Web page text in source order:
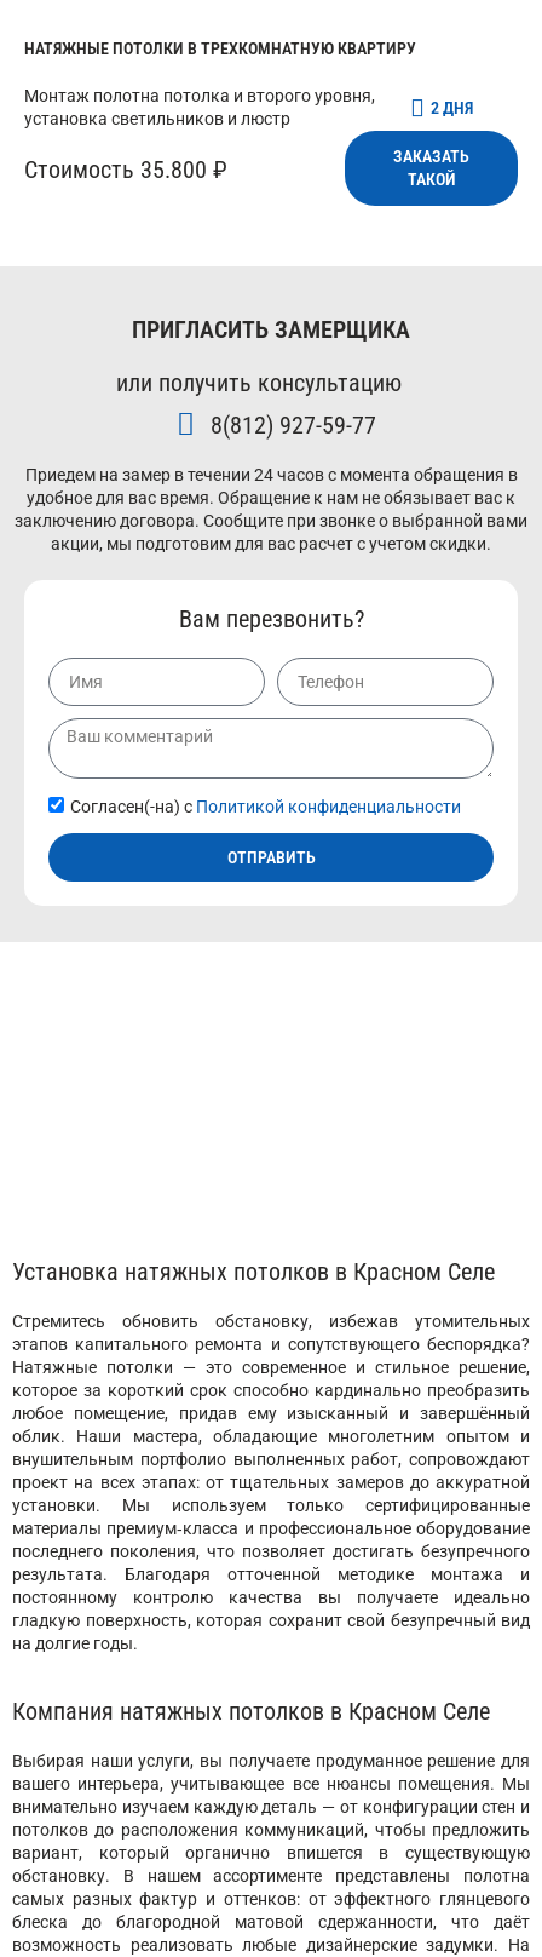
НАТЯЖНЫЕ ПОТОЛКИ В ТРЕХКОМНАТНУЮ КВАРТИРУ
Монтаж полотна потолка и второго уровня,
установка светильников и люстр
2 ДНЯ
Стоимость 35.800 ₽
ЗАКАЗАТЬ
ТАКОЙ
ПРИГЛАСИТЬ ЗАМЕРЩИКА
или получить консультацию
8(812) 927-59-77
Приедем на замер в течении 24 часов с момента обращения в
удобное для вас время. Обращение к нам не обязывает вас к
заключению договора. Сообщите при звонке о выбранной вами
акции, мы подготовим для вас расчет с учетом скидки.
Вам перезвонить?
Согласен(-на) с Политикой конфиденциальности
ОТПРАВИТЬ
Установка натяжных потолков в Красном Селе
Стремитесь обновить обстановку, избежав утомительных
этапов капитального ремонта и сопутствующего беспорядка?
Натяжные потолки — это современное и стильное решение,
которое за короткий срок способно кардинально преобразить
любое помещение, придав ему изысканный и завершённый
облик. Наши мастера, обладающие многолетним опытом и
внушительным портфолио выполненных работ, сопровождают
проект на всех этапах: от тщательных замеров до аккуратной
установки. Мы используем только сертифицированные
материалы премиум‑класса и профессиональное оборудование
последнего поколения, что позволяет достигать безупречного
результата. Благодаря отточенной методике монтажа и
постоянному контролю качества вы получаете идеально
гладкую поверхность, которая сохранит свой безупречный вид
на долгие годы.
Компания натяжных потолков в Красном Селе
Выбирая наши услуги, вы получаете продуманное решение для
вашего интерьера, учитывающее все нюансы помещения. Мы
внимательно изучаем каждую деталь — от конфигурации стен и
потолков до расположения коммуникаций, чтобы предложить
вариант, который органично впишется в существующую
обстановку. В нашем ассортименте представлены полотна
самых разных фактур и оттенков: от эффектного глянцевого
блеска до благородной матовой сдержанности, что даёт
возможность реализовать любые дизайнерские задумки. На